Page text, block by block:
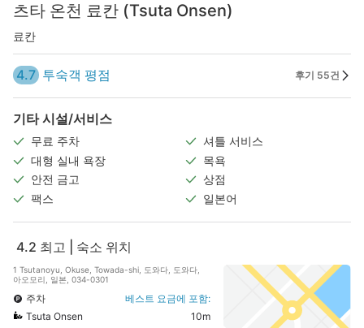
츠타 온천 료칸 (Tsuta Onsen)
료칸
4.7 투숙객 평점 후기 55건
기타 시설/서비스
무료 주차
셔틀 서비스
대형 실내 욕장
목욕
안전 금고
상점
팩스
일본어
4.2 최고 | 숙소 위치
1 Tsutanoyu, Okuse, Towada-shi, 도와다, 도와다,
아오모리, 일본, 034-0301
주차
베스트 요금에 포함:
Tsuta Onsen
10m